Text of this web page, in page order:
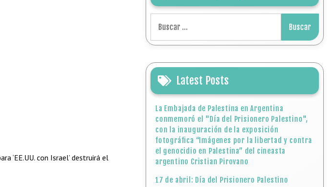
‘EE.UU. con Israel’ destruirá el
Latest Posts
La Embajada de Palestina en Argentina
conmemoró el "Día del Prisionero Palestino",
con la inauguración de la exposición
fotográfica “Imágenes por la libertad y contra
el genocidio en Palestina” del cineasta
argentino Cristian Pirovano
17 de abril: Día del Prisionero Palestino